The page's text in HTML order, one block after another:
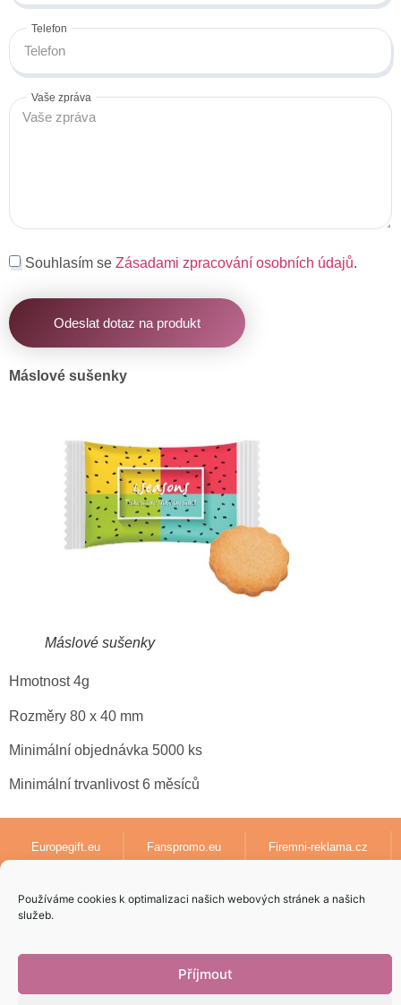
Používáme cookies k optimalizaci našich webových stránek a našich
služeb.
Příjmout
Telefon
Vaše zpráva
Souhlasím se Zásadami zpracování osobních údajů.
Odeslat dotaz na produkt
Máslové sušenky
Máslové sušenky
Hmotnost 4g
Rozměry 80 x 40 mm
Minimální objednávka 5000 ks
Minimální trvanlivost 6 měsíců
Europegift.eu Fanspromo.eu Firemni-reklama.cz